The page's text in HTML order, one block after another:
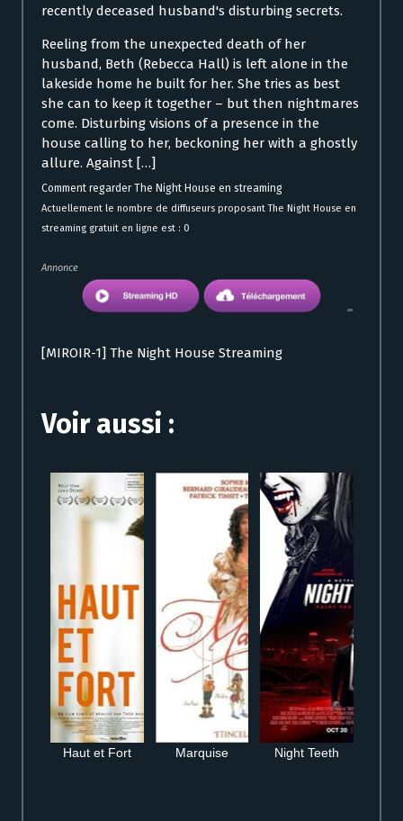
recently deceased husband's disturbing secrets.
Reeling from the unexpected death of her
husband, Beth (Rebecca Hall) is left alone in the
lakeside home he built for her. She tries as best
she can to keep it together – but then nightmares
come. Disturbing visions of a presence in the
house calling to her, beckoning her with a ghostly
allure. Against […]
Comment regarder The Night House en streaming
Actuellement le nombre de diffuseurs proposant The Night House en
streaming gratuit en ligne est : 0
Annonce
[MIROIR-1] The Night House Streaming
Voir aussi :
Haut et Fort Marquise Night Teeth